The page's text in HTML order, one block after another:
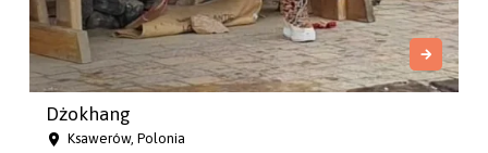
Dżokhang
Ksawerów, Polonia